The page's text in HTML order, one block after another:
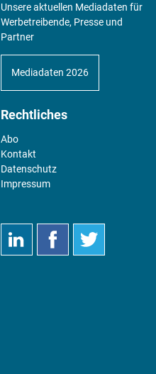
Unsere aktuellen Mediadaten für
Werbetreibende, Presse und
Partner
Mediadaten 2026
Rechtliches
Abo
Kontakt
Datenschutz
Impressum